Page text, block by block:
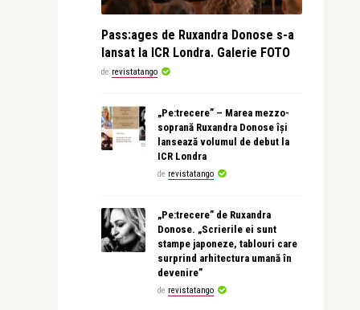
Pass:ages de Ruxandra Donose s-a
lansat la ICR Londra. Galerie FOTO
de revistatango
„Pe:trecere” – Marea mezzo-
soprană Ruxandra Donose își
lansează volumul de debut la
ICR Londra
de revistatango
„Pe:trecere” de Ruxandra
Donose. „Scrierile ei sunt
stampe japoneze, tablouri care
surprind arhitectura umană în
devenire”
de revistatango